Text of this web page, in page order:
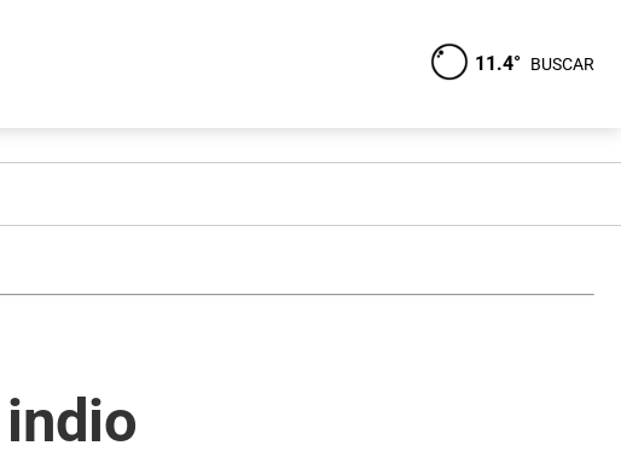
11.4° BUSCAR